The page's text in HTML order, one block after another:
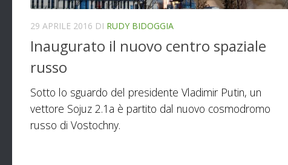
29 APRILE 2016 DI RUDY BIDOGGIA
Inaugurato il nuovo centro spaziale
russo
Sotto lo sguardo del presidente Vladimir Putin, un
vettore Sojuz 2.1a è partito dal nuovo cosmodromo
russo di Vostochny.